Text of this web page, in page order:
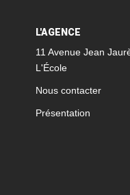
L'AGENCE
11 Avenue Jean
L'École
Nous contacter
Présentation